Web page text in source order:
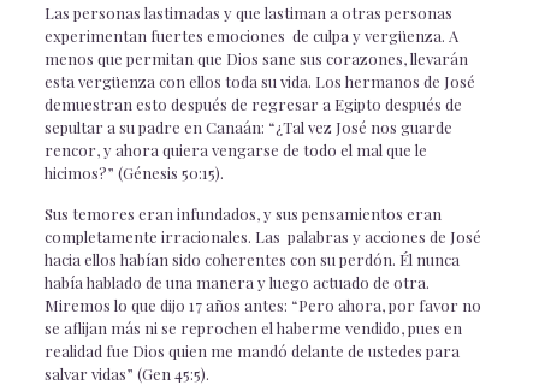
Las personas lastimadas y que lastiman a otras personas
experimentan fuertes emociones de culpa y vergüenza. A
menos que permitan que Dios sane sus corazones, llevarán
esta vergüenza con ellos toda su vida. Los hermanos de José
demuestran esto después de regresar a Egipto después de
sepultar a su padre en Canaán: “¿Tal vez José nos guarde
rencor, y ahora quiera vengarse de todo el mal que le
hicimos?” (Génesis 50:15).
Sus temores eran infundados, y sus pensamientos eran
completamente irracionales. Las palabras y acciones de José
hacia ellos habían sido coherentes con su perdón. Él nunca
había hablado de una manera y luego actuado de otra.
Miremos lo que dijo 17 años antes: “Pero ahora, por favor no
se aflijan más ni se reprochen el haberme vendido, pues en
realidad fue Dios quien me mandó delante de ustedes para
salvar vidas” (Gen 45:5).